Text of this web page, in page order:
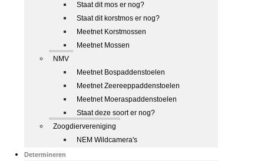
Staat dit mos er nog?
Staat dit korstmos er nog?
Meetnet Korstmossen
Meetnet Mossen
NMV
Meetnet Bospaddenstoelen
Meetnet Zeereeppaddenstoelen
Meetnet Moeraspaddenstoelen
Staat deze soort er nog?
Zoogdiervereniging
NEM Wildcamera's
Determineren